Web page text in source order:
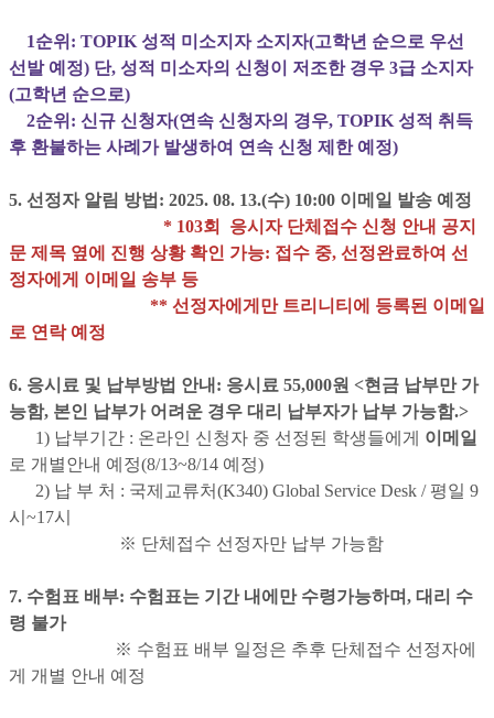
1순위: TOPIK 성적 미소지자 소지자(고학년 순으로 우선
선발 예정) 단, 성적 미소자의 신청이 저조한 경우 3급 소지자
(고학년 순으로)
2순위: 신규 신청자(연속 신청자의 경우, TOPIK 성적 취득
후 환불하는 사례가 발생하여 연속 신청 제한 예정)
5. 선정자 알림 방법: 2025. 08. 13.(수) 10:00 이메일 발송 예정
* 103회 응시자 단체접수 신청 안내 공지
문 제목 옆에 진행 상황 확인 가능: 접수 중, 선정완료하여 선
정자에게 이메일 송부 등
** 선정자에게만 트리니티에 등록된 이메일
로 연락 예정
6. 응시료 및 납부방법 안내: 응시료 55,000원 <현금 납부만 가
능함, 본인 납부가 어려운 경우 대리 납부자가 납부 가능함.>
1) 납부기간 : 온라인 신청자 중 선정된 학생들에게 이메일
로 개별안내 예정(8/13~8/14 예정)
2) 납 부 처 : 국제교류처(K340) Global Service Desk / 평일 9
시~17시
※ 단체접수 선정자만 납부 가능함
7. 수험표 배부: 수험표는 기간 내에만 수령가능하며, 대리 수
령 불가
※ 수험표 배부 일정은 추후 단체접수 선정자에
게 개별 안내 예정